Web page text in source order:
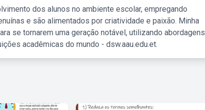
dos alunos no ambiente escolar, empregando
e são alimentados por criatividade e paixão. Minha
se tornarem uma geração notável, utilizando abordagens
acadêmicas do mundo - dsw.aau.edu.et.